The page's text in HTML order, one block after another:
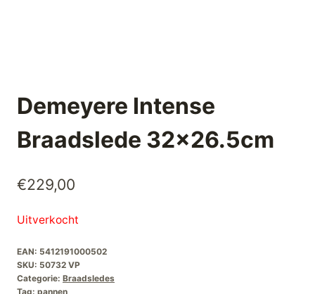
Demeyere Intense
Braadslede 32×26.5cm
€229,00
Uitverkocht
EAN: 5412191000502
SKU: 50732 VP
Categorie: Braadsledes
Tag: pannen